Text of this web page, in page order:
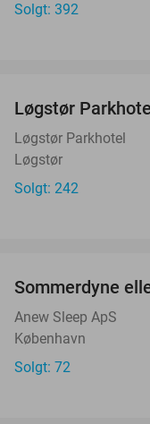
Solgt: 392
Løgstør Parkhotel
Løgstør Parkhotel
Løgstør
Solgt: 242
Sommerdyne
Anew Sleep ApS
København
Solgt: 72